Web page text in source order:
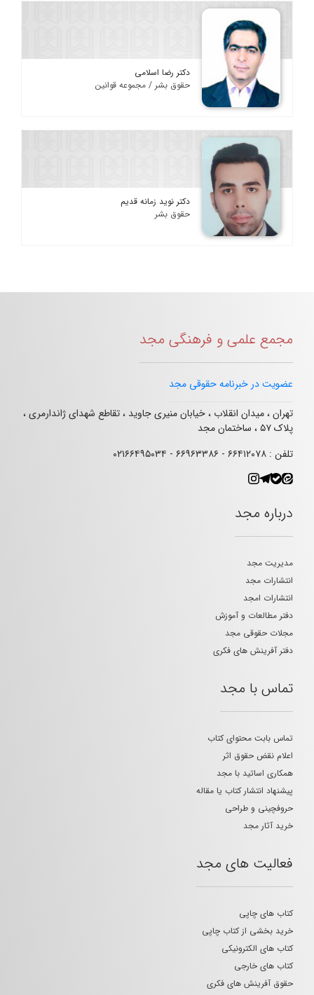
دکتر رضا اسلامی
حقوق بشر / مجموعه قوانین
دکتر نوید زمانه قدیم
حقوق بشر
مجمع علمی و فرهنگی مجد
عضویت در خبرنامه حقوقی مجد
تهران ، میدان انقلاب ، خیابان منیری جاوید ، تقاطع شهدای ژاندارمری ،
پلاک ۵۷ ، ساختمان مجد
تلفن : ۶۶۴۱۲۰۷۸ - ۶۶۹۶۳۳۸۶ - ۰۲۱۶۶۴۹۵۰۳۴
درباره مجد
مدیریت مجد
انتشارات مجد
انتشارات امجد
دفتر مطالعات و آموزش
مجلات حقوقی مجد
دفتر آفرینش های فکری
تماس با مجد
تماس بابت محتوای کتاب
اعلام نقض حقوق اثر
همکاری اساتید با مجد
پیشنهاد انتشار کتاب یا مقاله
حروفچینی و طراحی
خرید آثار مجد
فعالیت های مجد
کتاب های چاپی
خرید بخشی از کتاب چاپی
کتاب های الکترونیکی
کتاب های خارجی
حقوق آفرینش های فکری